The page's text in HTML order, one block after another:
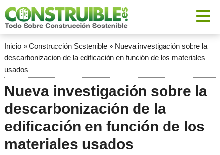
Inicio» Construcción Sostenible» Nueva investigación sobre la
descarbonización de la edificación en función de los materiales
usados
Nueva investigación sobre la
descarbonización de la
edificación en función de los
materiales usados